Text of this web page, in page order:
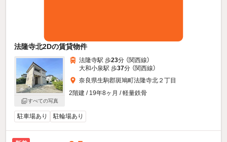
法隆寺北2Dの賃貸物件
すべての写真
法隆寺駅 歩23分 （関西線）
大和小泉駅 歩37分 （関西線）
奈良県生駒郡斑鳩町法隆寺北２丁目
2階建 / 19年8ヶ月 / 軽量鉄骨
駐車場あり 駐輪場あり